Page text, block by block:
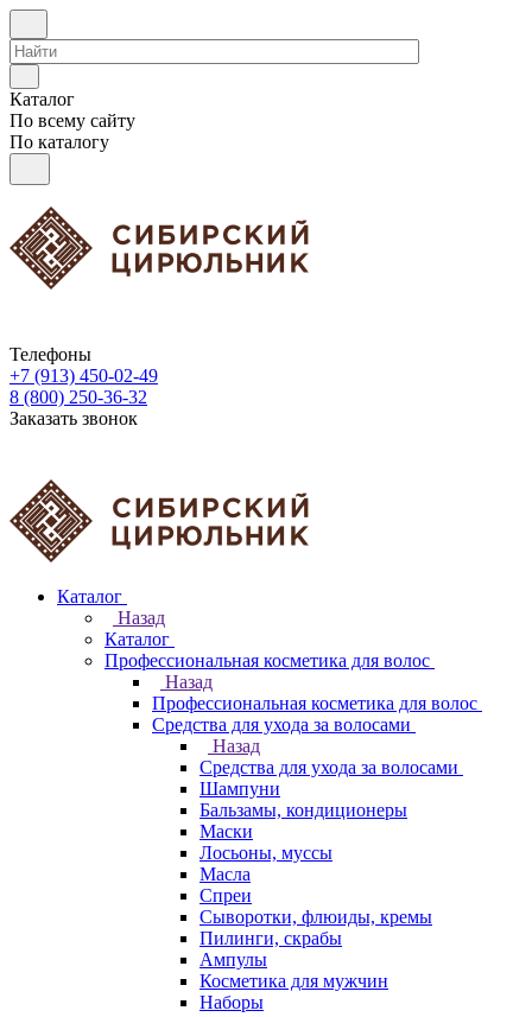
Каталог
По всему сайту
По каталогу
Телефоны
+7 (913) 450-02-49
8 (800) 250-36-32
Заказать звонок
Каталог
Назад
Каталог
Профессиональная косметика для волос
Назад
Профессиональная косметика для волос
Средства для ухода за волосами
Назад
Средства для ухода за волосами
Шампуни
Бальзамы, кондиционеры
Маски
Лосьоны, муссы
Масла
Спреи
Сыворотки, флюиды, кремы
Пилинги, скрабы
Ампулы
Косметика для мужчин
Наборы